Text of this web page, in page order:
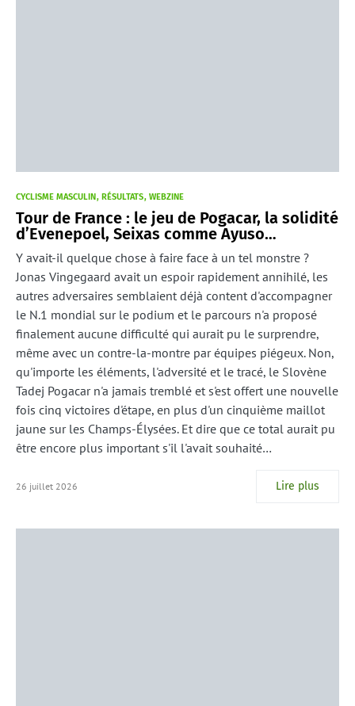
CYCLISME MASCULIN RÉSULTATS WEBZINE
Tour de France : le jeu de Pogacar, la solidité
d’Evenepoel, Seixas comme Ayuso…
Y avait-il quelque chose à faire face à un tel monstre ?
Jonas Vingegaard avait un espoir rapidement annihilé, les
autres adversaires semblaient déjà content d'accompagner
le N.1 mondial sur le podium et le parcours n'a proposé
finalement aucune difficulté qui aurait pu le surprendre,
même avec un contre-la-montre par équipes piégeux. Non,
qu'importe les éléments, l'adversité et le tracé, le Slovène
Tadej Pogacar n'a jamais tremblé et s'est offert une nouvelle
fois cinq victoires d'étape, en plus d'un cinquième maillot
jaune sur les Champs-Élysées. Et dire que ce total aurait pu
être encore plus important s'il l'avait souhaité…
26 juillet 2026 Lire plus